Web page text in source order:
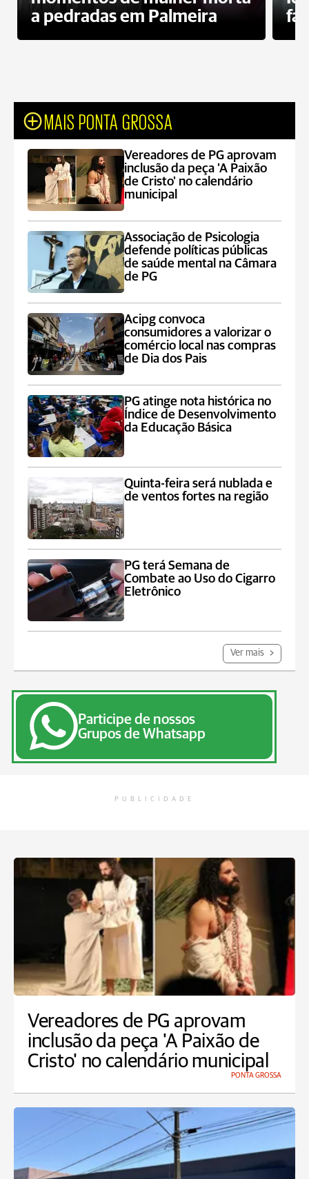
a pedradas em Palmeira
MAIS PONTA GROSSA
Vereadores de PG aprovam
inclusão da peça 'A Paixão
de Cristo' no calendário
municipal
Associação de Psicologia
defende políticas públicas
de saúde mental na Câmara
de PG
Acipg convoca
consumidores a valorizar o
comércio local nas compras
de Dia dos Pais
PG atinge nota histórica no
Índice de Desenvolvimento
da Educação Básica
Quinta-feira será nublada e
de ventos fortes na região
PG terá Semana de
Combate ao Uso do Cigarro
Eletrônico
Ver mais
Participe de nossos
Grupos de Whatsapp
PUBLICIDADE
Vereadores de PG aprovam
inclusão da peça 'A Paixão de
Cristo' no calendário municipal
PONTA GROSSA